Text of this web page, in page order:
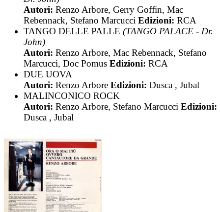
Autori: Renzo Arbore, Gerry Goffin, Mac
Rebennack, Stefano Marcucci Edizioni: RCA
TANGO DELLE PALLE (TANGO PALACE - Dr.
John)
Autori: Renzo Arbore, Mac Rebennack, Stefano
Marcucci, Doc Pomus Edizioni: RCA
DUE UOVA
Autori: Renzo Arbore Edizioni: Dusca , Jubal
MALINCONICO ROCK
Autori: Renzo Arbore, Stefano Marcucci Edizioni:
Dusca , Jubal